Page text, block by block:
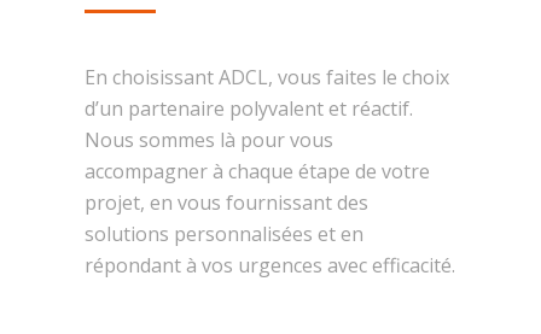
En choisissant ADCL, vous faites le choix
d’un partenaire polyvalent et réactif.
Nous sommes là pour vous
accompagner à chaque étape de votre
projet, en vous fournissant des
solutions personnalisées et en
répondant à vos urgences avec efficacité.